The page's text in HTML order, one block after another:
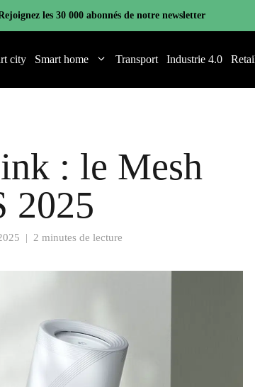
les 30 000 abonnés de notre newsletter
city Smart home Transport Industrie 4.0
: le Mesh
2025
| 2 minutes de lecture